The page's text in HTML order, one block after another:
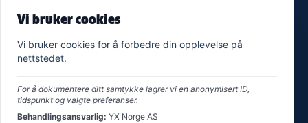
Bærekraft
Produkt- og sikkerhetsdatablader
Vi bruker cookies
Vi bruker cookies for å forbedre din opplevelse på
nettstedet.
For å dokumentere ditt samtykke lagrer vi en anonymisert ID,
tidspunkt og valgte preferanser.
Behandlingsansvarlig: YX Norge AS